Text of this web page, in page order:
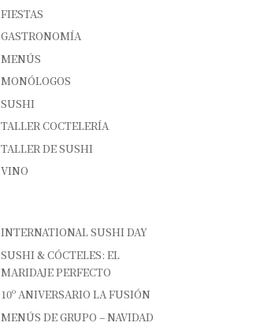
FIESTAS
GASTRONOMÍA
MENÚS
MONÓLOGOS
SUSHI
TALLER COCTELERÍA
TALLER DE SUSHI
VINO
INTERNATIONAL SUSHI DAY
SUSHI & CÓCTELES: EL
MARIDAJE PERFECTO
10º ANIVERSARIO LA FUSIÓN
MENÚS DE GRUPO – NAVIDAD